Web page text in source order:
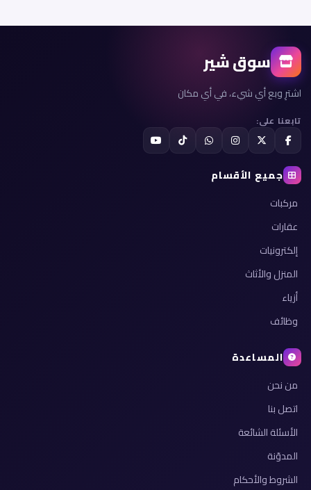
سوق شير
اشترِ وبع أي شيء، في أي مكان
تابعنا على:
جميع الأقسام
مركبات
عقارات
إلكترونيات
المنزل والأثاث
أزياء
وظائف
المساعدة
من نحن
اتصل بنا
الأسئلة الشائعة
المدوّنة
الشروط والأحكام